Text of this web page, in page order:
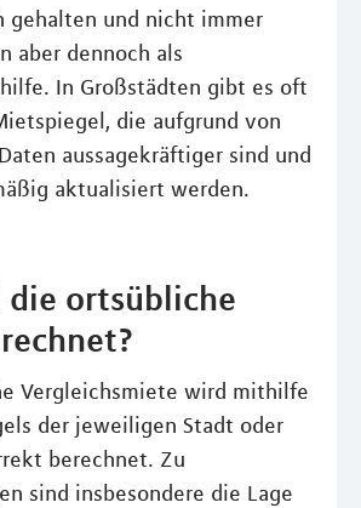
gehalten und nicht immer
aber dennoch als
In Großstädten gibt es oft
die aufgrund von
aussagekräftiger sind und
aktualisiert werden.
ortsübliche
Vergleichsmiete wird mithilfe
der jeweiligen Stadt oder
berechnet. Zu
sind insbesondere die Lage